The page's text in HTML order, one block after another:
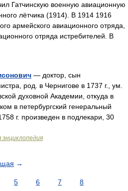
Гатчинскую военную авиационную
лётчика (1914). В 1914 1916
армейского авиационного отряда,
отряда истребителей. В
— доктор, сын
род. в Чернигове в 1737 г., ум.
духовной Академии, откуда в
в петербургский генеральный
г. произведен в подлекари, 30
→
5 6 7 8